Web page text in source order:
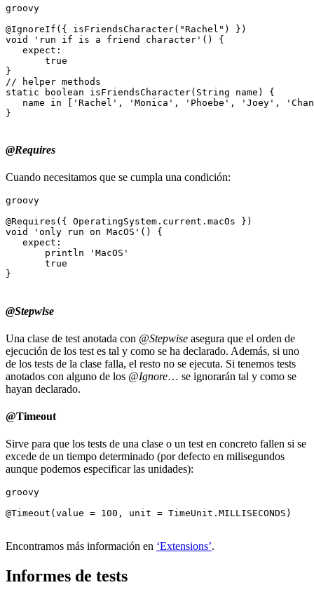
groovy
@IgnoreIf({ isFriendsCharacter("Rachel") })
void 'run if is a friend character'() {
   expect:
       true
}
// helper methods
static boolean isFriendsCharacter(String name) {
name in ['Rachel', 'Monica', 'Phoebe', 'Joey',
}
@Requires
Cuando necesitamos que se cumpla una condición:
groovy
@Requires({ OperatingSystem.current.macOs })
void 'only run on MacOS'() {
   expect:
       println 'MacOS'
       true
}
@Stepwise
Una clase de test anotada con @Stepwise asegura que el orden de
ejecución de los test es tal y como se ha declarado. Además, si uno
de los tests de la clase falla, el resto no se ejecuta. Si tenemos tests
anotados con alguno de los @Ignore… se ignorarán tal y como se
hayan declarado.
@Timeout
Sirve para que los tests de una clase o un test en concreto fallen si se
excede de un tiempo determinado (por defecto en milisegundos
aunque podemos especificar las unidades):
groovy
@Timeout(value = 100, unit = TimeUnit.MILLISECONDS)
Encontramos más información en ‘Extensions’.
Informes de tests